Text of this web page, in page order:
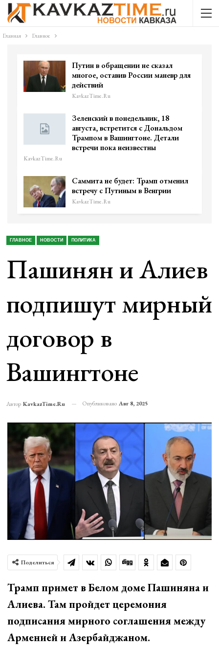
Главная Главное
Путин в обращении не сказал
многое, оставив России маневр для
действий
KavkazTime.ru
Зеленский в понедельник, 18
августа, встретится с Дональдом
Трампом в Вашингтоне. Детали
встречи пока неизвестны
KavkazTime.ru
Саммита не будет: Трамп отменил
встречу с Путиным в Венгрии
KavkazTime.ru
ГЛАВНОЕ НОВОСТИ ПОЛИТИКА
Пашинян и Алиев
подпишут мирный
договор в
Вашингтоне
Автор KavkazTime.ru Опубликовано Авг 8, 2025
Поделиться
Трамп примет в Белом доме Пашиняна и
Алиева. Там пройдет церемония
подписания мирного соглашения между
Арменией и Азербайджаном.